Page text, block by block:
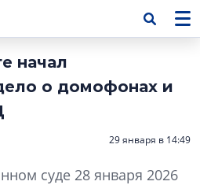
начал
о домофонах и
29 января в 14:49
суде 28 января 2026